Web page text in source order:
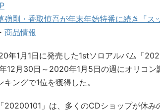
彅剛・香取慎吾が年末年始特番に続き『ス
商品情報
年1月1日に発売した1stソロアルバム「
12月30日～2020年1月5日の週にオリコン
ングで1位を獲得した。
20200101」は、多くのCDショップが休み